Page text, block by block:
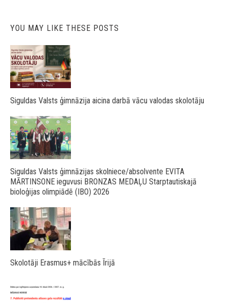
YOU MAY LIKE THESE POSTS
Siguldas Valsts ģimnāzija aicina darbā vācu valodas skolotāju
Siguldas Valsts ģimnāzijas skolniece/absolvente EVITA
MĀRTINSONE ieguvusi BRONZAS MEDAĻU Starptautiskajā
bioloģijas olimpiādē (IBO) 2026
Skolotāji Erasmus+ mācībās Īrijā